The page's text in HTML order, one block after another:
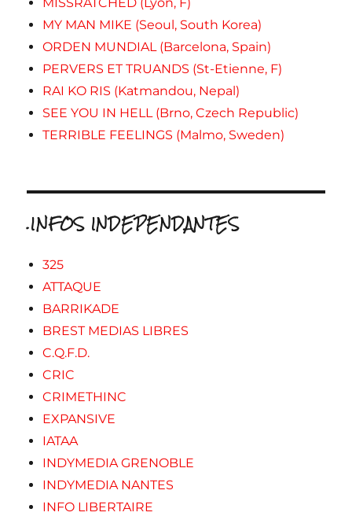
MY MAN MIKE (Seoul, South Korea)
ORDEN MUNDIAL (Barcelona, Spain)
PERVERS ET TRUANDS (St-Etienne, F)
RAI KO RIS (Katmandou, Nepal)
SEE YOU IN HELL (Brno, Czech Republic)
TERRIBLE FEELINGS (Malmo, Sweden)
.INFOS INDEPENDANTES
325
ATTAQUE
BARRIKADE
BREST MEDIAS LIBRES
C.Q.F.D.
CRIC
CRIMETHINC
EXPANSIVE
IATAA
INDYMEDIA GRENOBLE
INDYMEDIA NANTES
INFO LIBERTAIRE